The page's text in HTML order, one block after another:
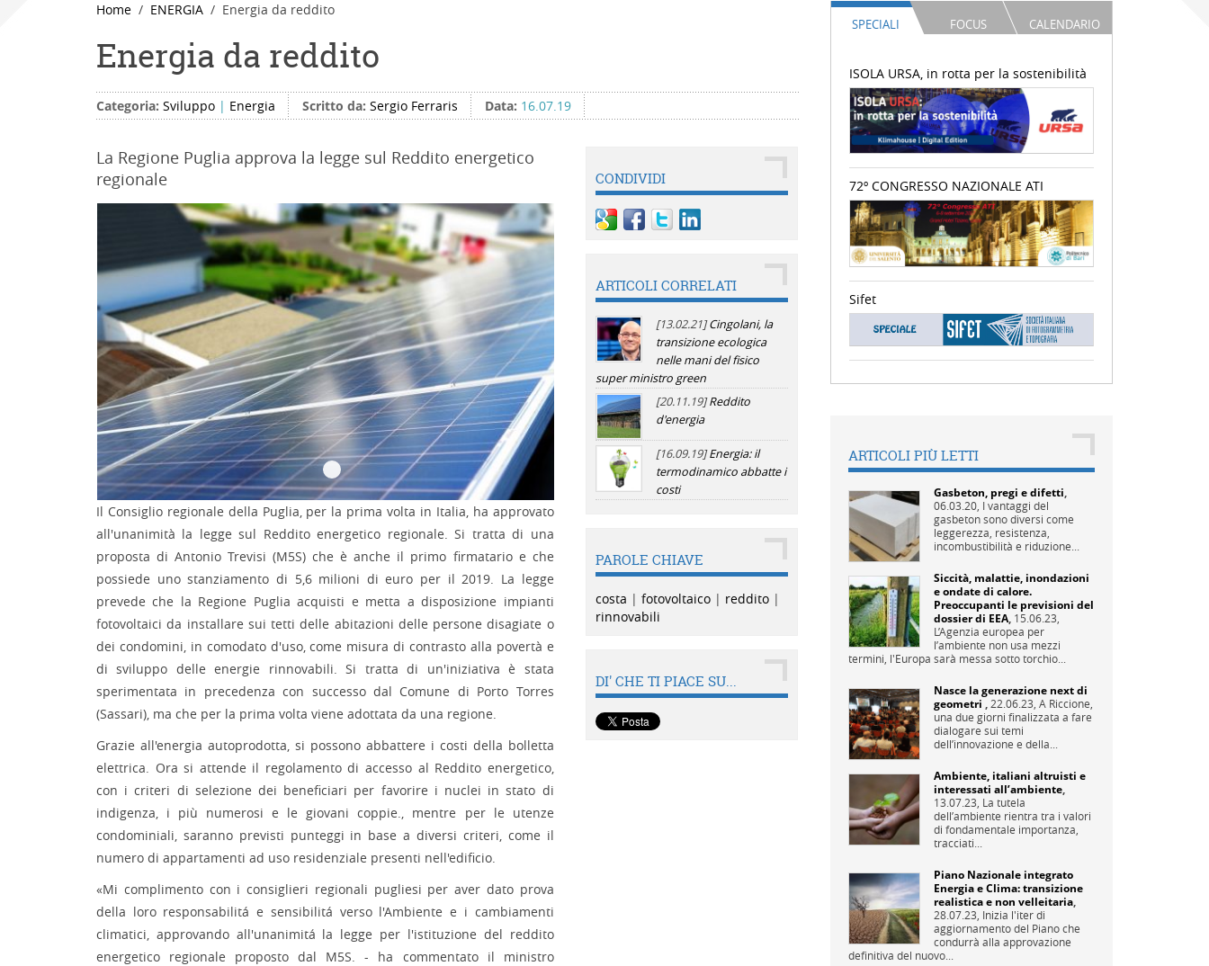
Home ENERGIA Energia da reddito
Energia da reddito
Categoria: Sviluppo | Energia Scritto da: Sergio Ferraris Data: 16.07.19
La Regione Puglia approva la legge sul Reddito energetico
regionale
Il Consiglio regionale della Puglia, per la prima volta in Italia, ha approvato
all'unanimità la legge sul Reddito energetico regionale. Si tratta di una
proposta di Antonio Trevisi (M5S) che è anche il primo firmatario e che
possiede uno stanziamento di 5,6 milioni di euro per il 2019. La legge
prevede che la Regione Puglia acquisti e metta a disposizione impianti
fotovoltaici da installare sui tetti delle abitazioni delle persone disagiate o
dei condomini, in comodato d'uso, come misura di contrasto alla povertà e
di sviluppo delle energie rinnovabili. Si tratta di un'iniziativa è stata
sperimentata in precedenza con successo dal Comune di Porto Torres
(Sassari), ma che per la prima volta viene adottata da una regione.
Grazie all'energia autoprodotta, si possono abbattere i costi della bolletta
elettrica. Ora si attende il regolamento di accesso al Reddito energetico,
con i criteri di selezione dei beneficiari per favorire i nuclei in stato di
indigenza, i più numerosi e le giovani coppie., mentre per le utenze
condominiali, saranno previsti punteggi in base a diversi criteri, come il
numero di appartamenti ad uso residenziale presenti nell'edificio.
«Mi complimento con i consiglieri regionali pugliesi per aver dato prova
della loro responsabilitá e sensibilitá verso l'Ambiente e i cambiamenti
climatici, approvando all'unanimitá la legge per l'istituzione del reddito
energetico regionale proposto dal M5S. - ha commentato il ministro
CONDIVIDI
ARTICOLI CORRELATI
[13.02.21]Cingolani, la
transizione ecologica
nelle mani del fisico
super ministro green
[20.11.19]Reddito
d'energia
[16.09.19]Energia: il
termodinamico abbatte i
costi
PAROLE CHIAVE
costa | fotovoltaico| reddito|
rinnovabili
DI' CHE TI PIACE SU...
SPECIALI FOCUS CALENDARIO
ISOLA URSA, in rotta per la sostenibilità
72º CONGRESSO NAZIONALE ATI
Sifet
ARTICOLI PIÙ LETTI
Gasbeton, pregi e difetti,
06.03.20, I vantaggi del
gasbeton sono diversi come
leggerezza, resistenza,
incombustibilità e riduzione...
Siccità, malattie, inondazioni
e ondate di calore.
Preoccupanti le previsioni del
dossier di EEA, 15.06.23,
L’Agenzia europea per
l’ambiente non usa mezzi
termini, l'Europa sarà messa sotto torchio...
Nasce la generazione next di
geometri , 22.06.23, A Riccione,
una due giorni finalizzata a fare
dialogare sui temi
dell’innovazione e della...
Ambiente, italiani altruisti e
interessati all’ambiente,
13.07.23, La tutela
dell’ambiente rientra tra i valori
di fondamentale importanza,
tracciati...
Piano Nazionale integrato
Energia e Clima: transizione
realistica e non velleitaria,
28.07.23, Inizia l'iter di
aggiornamento del Piano che
condurrà alla approvazione
definitiva del nuovo...